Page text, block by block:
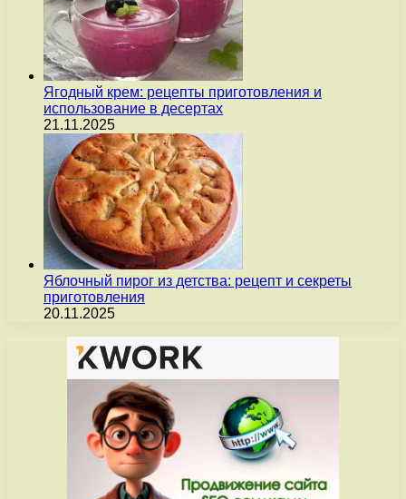
Ягодный крем: рецепты приготовления и
использование в десертах
21.11.2025
Яблочный пирог из детства: рецепт и секреты
приготовления
20.11.2025